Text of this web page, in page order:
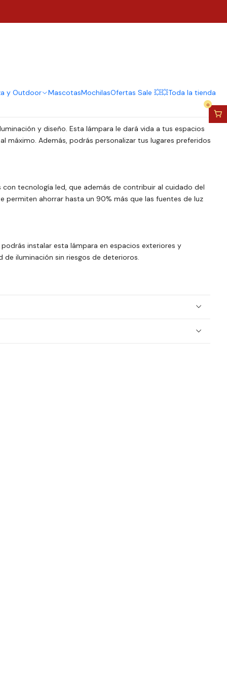
y Outdoor MascotasMochilasOfertas Sale 💥💥Toda la tienda
0
Aplique Solar Led
Luz Fria
al Carro Comprar ahora
y diseño. Esta lámpara le dará vida a tus espacios
máximo. Además, podrás personalizar tus lugares preferidos
tecnología led, que además de contribuir al cuidado del
permiten ahorrar hasta un 90% más que las fuentes de luz
instalar esta lámpara en espacios exteriores y
de iluminación sin riesgos de deterioros.